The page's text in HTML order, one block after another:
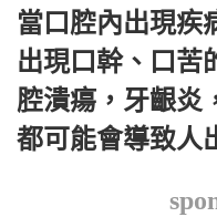
當口腔內出現疾
出現口幹、口苦
腔潰瘍，牙齦炎
都可能會導致人